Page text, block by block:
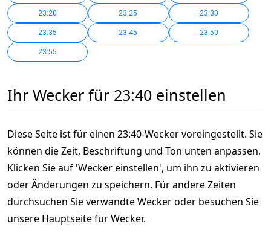
23:20 23:25 23:30
23:35 23:45 23:50
23:55
Ihr Wecker für 23:40 einstellen
Diese Seite ist für einen 23:40-Wecker voreingestellt. Sie
können die Zeit, Beschriftung und Ton unten anpassen.
Klicken Sie auf 'Wecker einstellen', um ihn zu aktivieren
oder Änderungen zu speichern. Für andere Zeiten
durchsuchen Sie verwandte Wecker oder besuchen Sie
unsere Hauptseite für Wecker.